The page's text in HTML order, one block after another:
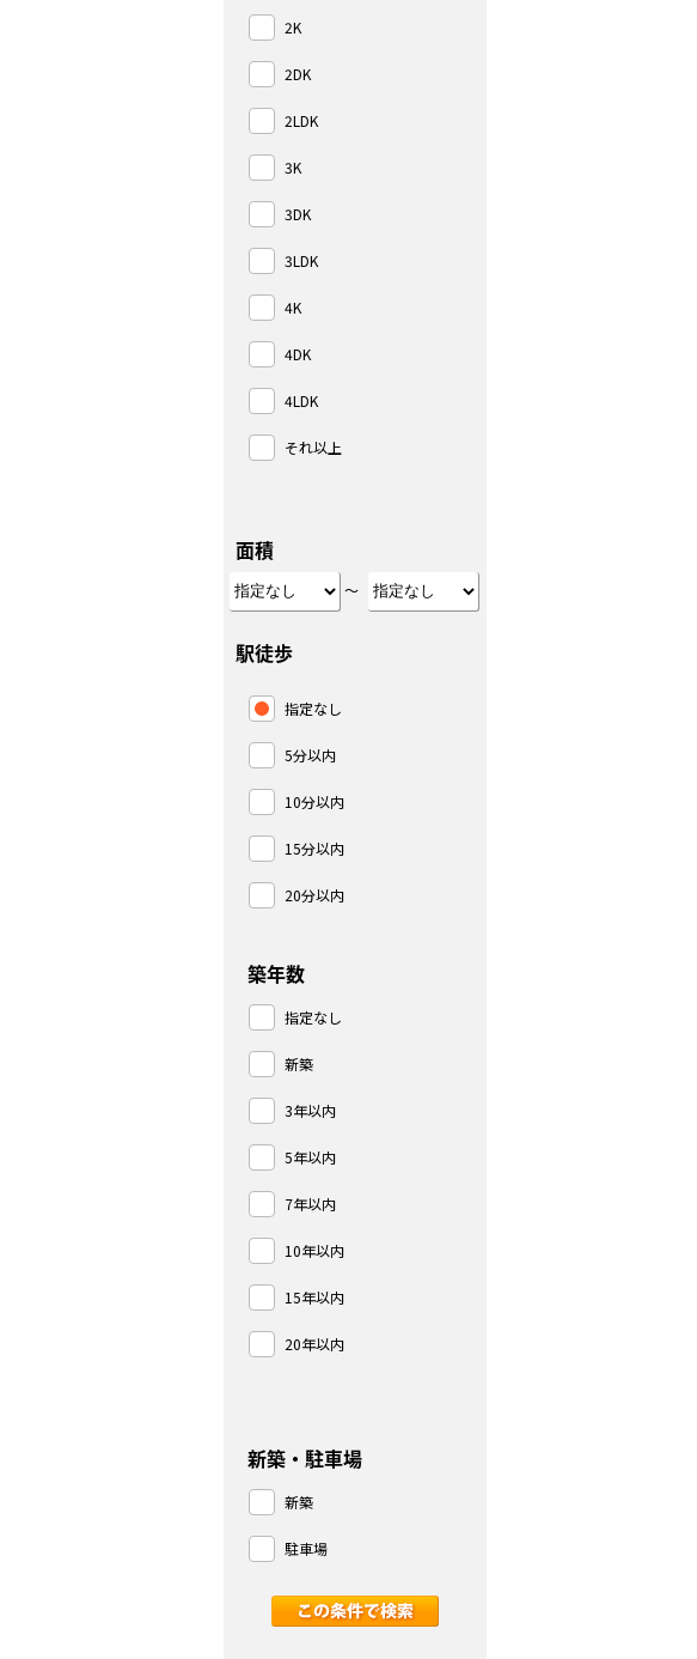
2K
2DK
2LDK
3K
3DK
3LDK
4K
4DK
4LDK
それ以上
面積
～
駅徒歩
指定なし
5分以内
10分以内
15分以内
20分以内
築年数
指定なし
新築
3年以内
5年以内
7年以内
10年以内
15年以内
20年以内
新築・駐車場
新築
駐車場